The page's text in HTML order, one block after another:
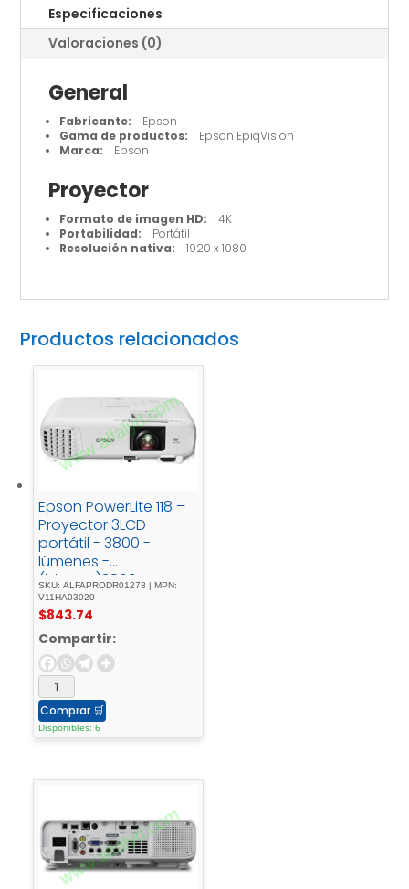
Especificaciones
Valoraciones (0)
General
Fabricante: Epson
Gama de productos: Epson EpiqVision
Marca: Epson
Proyector
Formato de imagen HD: 4K
Portabilidad: Portátil
Resolución nativa: 1920 x 1080
Productos relacionados
Epson PowerLite 118 –
Proyector 3LCD –
portátil - 3800 -
lúmenes -
(blanco)3800 -
lúmenes - (color)XGA
- (1024 - x - 768)4:3LAN
SKU: ALFAPRODR01278 | MPN:
V11HA03020
$843.74
Compartir:
Comprar 🛒
Disponibles: 6